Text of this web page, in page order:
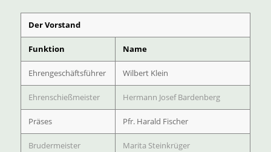
Der Vorstand
Funktion Name
Ehrengeschäftsführer Wilbert Klein
Ehrenschießmeister Hermann Josef Bardenberg
Präses Pfr. Harald Fischer
Brudermeister
Marita Steinkrüger